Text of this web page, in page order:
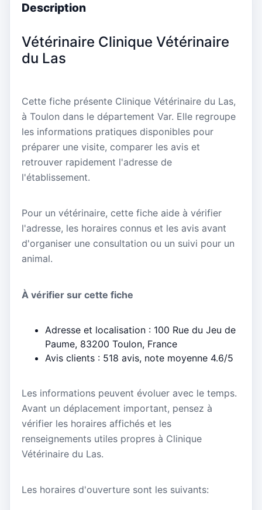
Description
Vétérinaire Clinique Vétérinaire
du Las
Cette fiche présente Clinique Vétérinaire du Las,
à Toulon dans le département Var. Elle regroupe
les informations pratiques disponibles pour
préparer une visite, comparer les avis et
retrouver rapidement l'adresse de
l'établissement.
Pour un vétérinaire, cette fiche aide à vérifier
l'adresse, les horaires connus et les avis avant
d'organiser une consultation ou un suivi pour un
animal.
À vérifier sur cette fiche
Adresse et localisation : 100 Rue du Jeu de
Paume, 83200 Toulon, France
Avis clients : 518 avis, note moyenne 4.6/5
Les informations peuvent évoluer avec le temps.
Avant un déplacement important, pensez à
vérifier les horaires affichés et les
renseignements utiles propres à Clinique
Vétérinaire du Las.
Les horaires d'ouverture sont les suivants: